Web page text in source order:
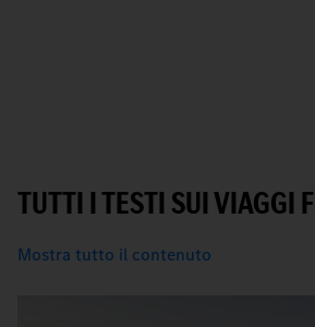
TUTTI I TESTI SUI VIAGGI
Mostra tutto il contenuto